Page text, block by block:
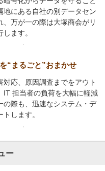
地にある自社の別データセン
、万が一の際は大塚商会がリ
ます。
“まるごと”おまかせ
対応、原因調査までをアウト
IT 担当者の負荷を大幅に軽減
の際も、迅速なシステム・デ
します。
ー